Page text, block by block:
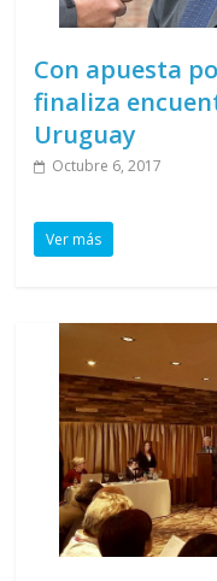
Con apuesta
finaliza
Uruguay
Octubre 6, 2017
Ver más